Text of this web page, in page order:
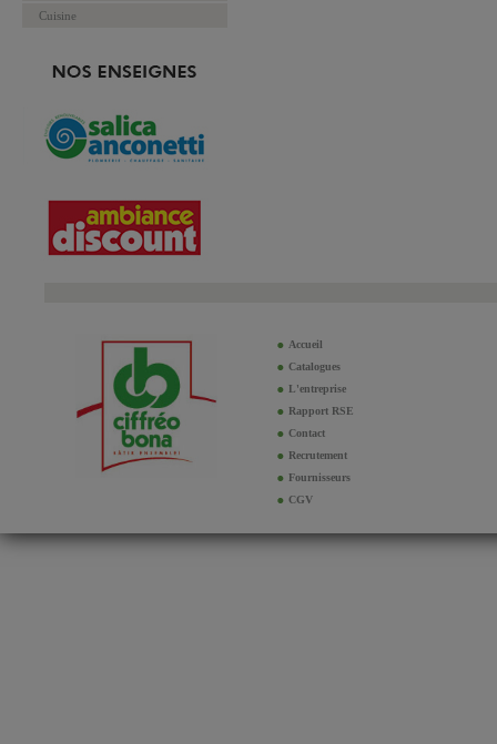
Cuisine
Accueil
Catalogues
L'entreprise
Rapport RSE
Contact
Recrutement
Fournisseurs
CGV